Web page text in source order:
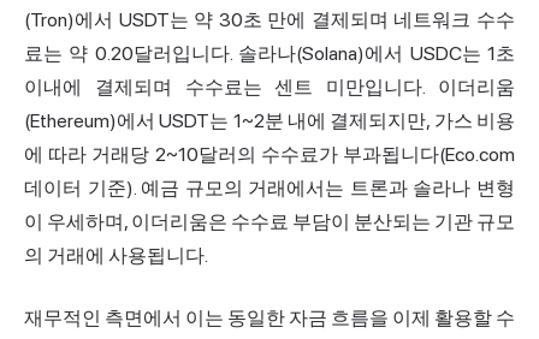
(Tron)에서 USDT는 약 30초 만에 결제되며 네트워크 수수
료는 약 0.20달러입니다. 솔라나(Solana)에서 USDC는 1초
이내에 결제되며 수수료는 센트 미만입니다. 이더리움
(Ethereum)에서 USDT는 1~2분 내에 결제되지만, 가스 비용
에 따라 거래당 2~10달러의 수수료가 부과됩니다(Eco.com
데이터 기준). 예금 규모의 거래에서는 트론과 솔라나 변형
이 우세하며, 이더리움은 수수료 부담이 분산되는 기관 규모
의 거래에 사용됩니다.
재무적인 측면에서 이는 동일한 자금 흐름을 이제 활용할 수